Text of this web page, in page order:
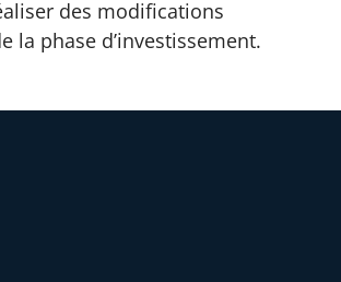
des modifications
la phase d’investissement.